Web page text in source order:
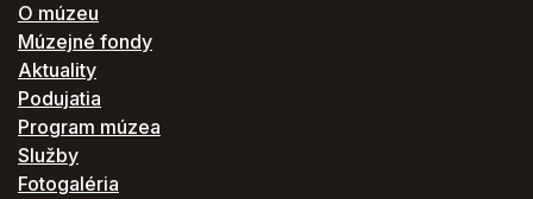
O múzeu
Múzejné fondy
Aktuality
Podujatia
Program múzea
Služby
Fotogaléria